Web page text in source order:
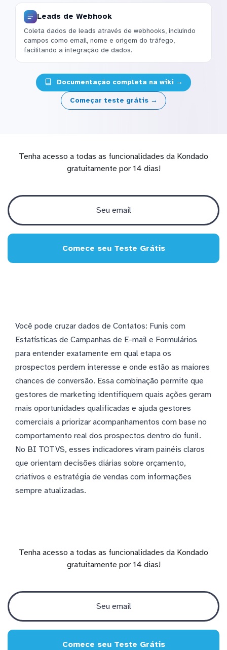
Leads de Webhook
Coleta dados de leads através de webhooks, incluindo
campos como email, nome e origem do tráfego,
facilitando a integração de dados.
Documentação completa na wiki →
Começar teste grátis →
Tenha acesso a todas as funcionalidades da Kondado
gratuitamente por 14 dias!
Comece seu Teste Grátis
Você pode cruzar dados de Contatos: Funis com
Estatísticas de Campanhas de E-mail e Formulários
para entender exatamente em qual etapa os
prospectos perdem interesse e onde estão as maiores
chances de conversão. Essa combinação permite que
gestores de marketing identifiquem quais ações geram
mais oportunidades qualificadas e ajuda gestores
comerciais a priorizar acompanhamentos com base no
comportamento real dos prospectos dentro do funil.
No BI TOTVS, esses indicadores viram painéis claros
que orientam decisões diárias sobre orçamento,
criativos e estratégia de vendas com informações
sempre atualizadas.
Tenha acesso a todas as funcionalidades da Kondado
gratuitamente por 14 dias!
Comece seu Teste Grátis